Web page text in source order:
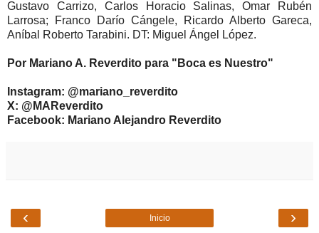
Gustavo Carrizo, Carlos Horacio Salinas, Omar Rubén
Larrosa; Franco Darío Cángele, Ricardo Alberto Gareca,
Aníbal Roberto Tarabini. DT: Miguel Ángel López.
Por Mariano A. Reverdito para "Boca es Nuestro"
Instagram: @mariano_reverdito
X: @MAReverdito
Facebook: Mariano Alejandro Reverdito
‹ ›
Inicio